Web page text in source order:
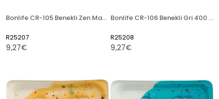
Bonlife CR-105 Benekli Zen Mavi 400 Gr Seramik Artistik Sır
R25207
9,27€
Bonlife CR-106 Benekli Gri 400 Gr Seramik Artistik Sır
R25208
9,27€